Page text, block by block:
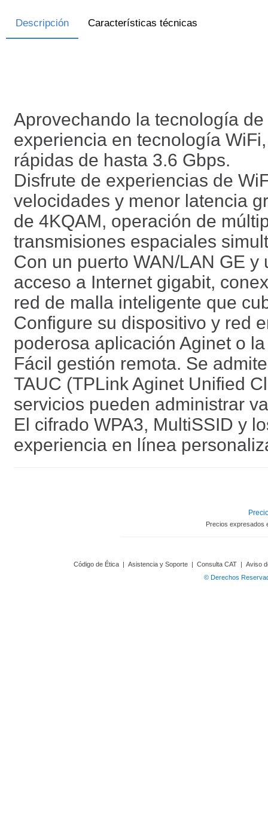
Descripción Características técnicas
Aprovechando la tecnología
experiencia en tecnología
rápidas de hasta 3.6 Gbps.
Disfrute de experiencias de
velocidades y menor latencia
de 4KQAM, operación de
transmisiones espaciales
Con un puerto WAN/LAN GE
acceso a Internet gigabit,
red de malla inteligente que
Configure su dispositivo y red
poderosa aplicación Aginet o
Fácil gestión remota. Se
TAUC (TPLink Aginet Unified
servicios pueden administrar
El cifrado WPA3, MultiSSID y
experiencia en línea
Precios expresados
Código de Ética | Asistencia y Soporte | Consulta CAT | Aviso
© Derechos